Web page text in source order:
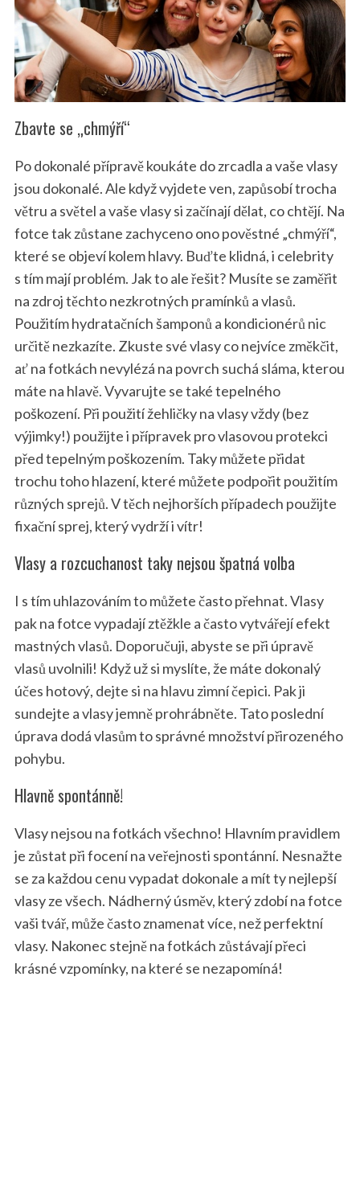
Zbavte se „chmýří“
Po dokonalé přípravě koukáte do zrcadla a vaše vlasy
jsou dokonalé. Ale když vyjdete ven, zapůsobí trocha
větru a světel a vaše vlasy si začínají dělat, co chtějí. Na
fotce tak zůstane zachyceno ono pověstné „chmýří“,
které se objeví kolem hlavy. Buďte klidná, i celebrity
s tím mají problém. Jak to ale řešit? Musíte se zaměřit
na zdroj těchto nezkrotných pramínků a vlasů.
Použitím hydratačních šamponů a kondicionérů nic
určitě nezkazíte. Zkuste své vlasy co nejvíce změkčit,
ať na fotkách nevylézá na povrch suchá sláma, kterou
máte na hlavě. Vyvarujte se také tepelného
poškození. Při použití žehličky na vlasy vždy (bez
výjimky!) použijte i přípravek pro vlasovou protekci
před tepelným poškozením. Taky můžete přidat
trochu toho hlazení, které můžete podpořit použitím
různých sprejů. V těch nejhorších případech použijte
fixační sprej, který vydrží i vítr!
Vlasy a rozcuchanost taky nejsou špatná volba
I s tím uhlazováním to můžete často přehnat. Vlasy
pak na fotce vypadají ztěžkle a často vytvářejí efekt
mastných vlasů. Doporučuji, abyste se při úpravě
vlasů uvolnili! Když už si myslíte, že máte dokonalý
účes hotový, dejte si na hlavu zimní čepici. Pak ji
sundejte a vlasy jemně prohrábněte. Tato poslední
úprava dodá vlasům to správné množství přirozeného
pohybu.
Hlavně spontánně!
Vlasy nejsou na fotkách všechno! Hlavním pravidlem
je zůstat při focení na veřejnosti spontánní. Nesnažte
se za každou cenu vypadat dokonale a mít ty nejlepší
vlasy ze všech. Nádherný úsměv, který zdobí na fotce
vaši tvář, může často znamenat více, než perfektní
vlasy. Nakonec stejně na fotkách zůstávají přeci
krásné vzpomínky, na které se nezapomíná!